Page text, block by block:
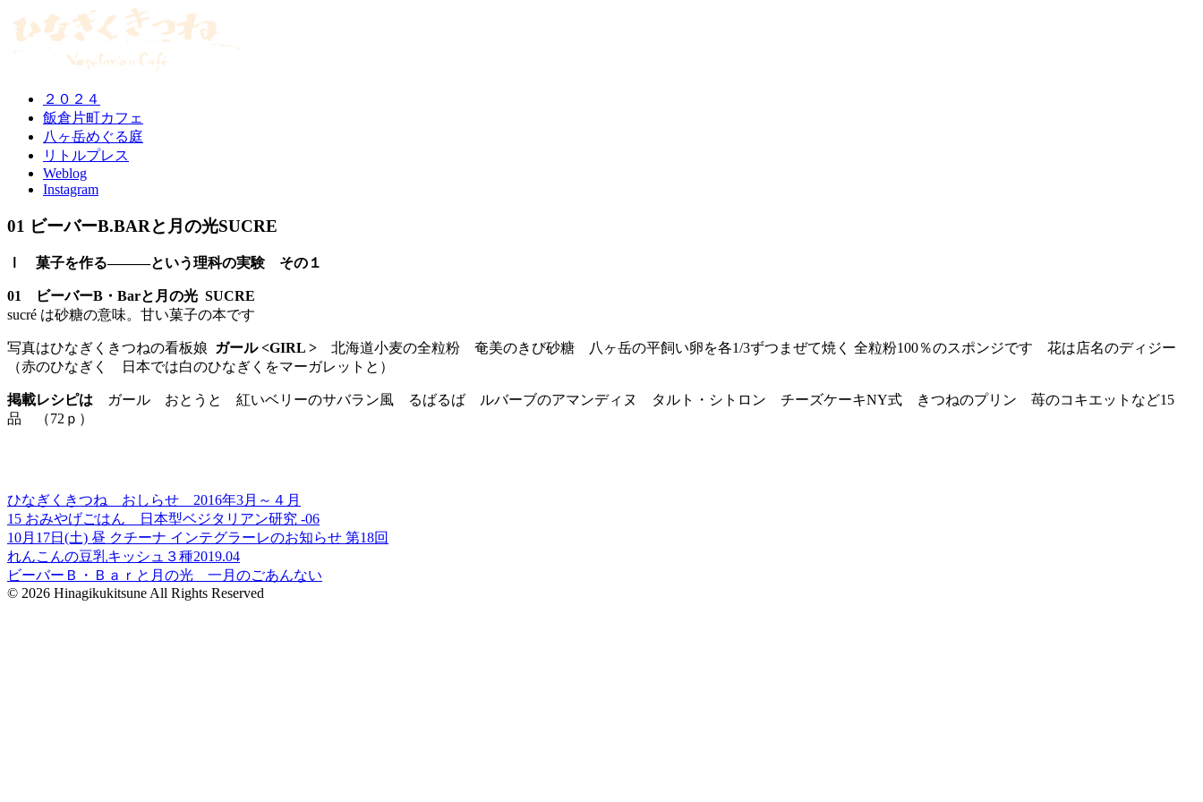
２０２４
飯倉片町カフェ
八ヶ岳めぐる庭
リトルプレス
Weblog
Instagram
01 ビーバーB.BARと月の光SUCRE
Ⅰ 菓子を作る―――という理科の実験 その１
01 ビーバーB・Barと月の光 SUCRE
sucré は砂糖の意味。甘い菓子の本です
写真はひなぎくきつねの看板娘 ガール <GIRL > 北海道小麦の全粒粉 奄美のきび砂糖 八ヶ岳の平飼い卵を各1/3ずつまぜて焼く 全粒粉100％のスポンジです 花は店名のディジー
（赤のひなぎく 日本では白のひなぎくをマーガレットと）
掲載レシピは ガール おとうと 紅いベリーのサバラン風 るばるば ルバーブのアマンディヌ タルト・シトロン チーズケーキNY式 きつねのプリン 苺のコキエットなど15
品 （72ｐ）
ひなぎくきつね おしらせ 2016年3月～４月
15 おみやげごはん 日本型ベジタリアン研究 -06
10月17日(土) 昼 クチーナ インテグラーレのお知らせ 第18回
れんこんの豆乳キッシュ３種2019.04
ビーバーＢ・Ｂａｒと月の光 一月のごあんない
© 2026 Hinagikukitsune All Rights Reserved